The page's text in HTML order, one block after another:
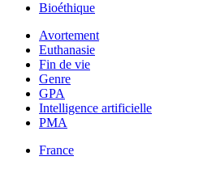
Bioéthique
Avortement
Euthanasie
Fin de vie
Genre
GPA
Intelligence artificielle
PMA
France